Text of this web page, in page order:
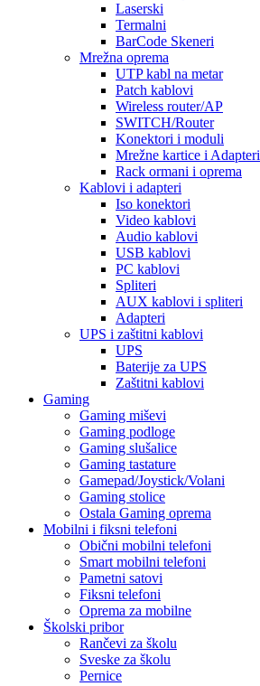
Laserski
Termalni
BarCode Skeneri
Mrežna oprema
UTP kabl na metar
Patch kablovi
Wireless router/AP
SWITCH/Router
Konektori i moduli
Mrežne kartice i Adapteri
Rack ormani i oprema
Kablovi i adapteri
Iso konektori
Video kablovi
Audio kablovi
USB kablovi
PC kablovi
Spliteri
AUX kablovi i spliteri
Adapteri
UPS i zaštitni kablovi
UPS
Baterije za UPS
Zaštitni kablovi
Gaming
Gaming miševi
Gaming podloge
Gaming slušalice
Gaming tastature
Gamepad/Joystick/Volani
Gaming stolice
Ostala Gaming oprema
Mobilni i fiksni telefoni
Obični mobilni telefoni
Smart mobilni telefoni
Pametni satovi
Fiksni telefoni
Oprema za mobilne
Školski pribor
Rančevi za školu
Sveske za školu
Pernice